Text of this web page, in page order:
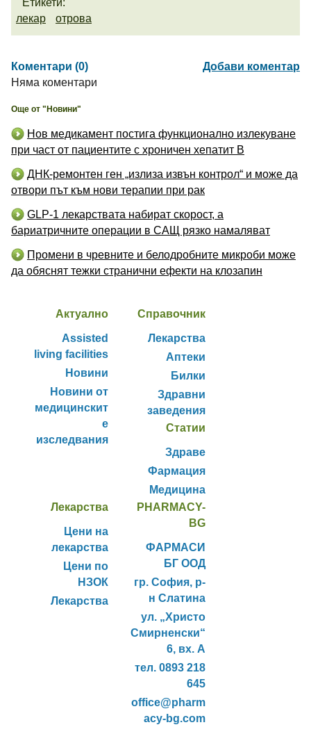
Етикети:
лекар
отрова
Коментари (0)
Добави коментар
Няма коментари
Още от "Новини"
Нов медикамент постига функционално излекуване
при част от пациентите с хроничен хепатит B
ДНК-ремонтен ген „излиза извън контрол“ и може да
отвори път към нови терапии при рак
GLP-1 лекарствата набират скорост, а
бариатричните операции в САЩ рязко намаляват
Промени в чревните и белодробните микроби може
да обяснят тежки странични ефекти на клозапин
Актуално
Assisted
living facilities
Новини
Новини от
медицинскит
е
изследвания
Справочник
Лекарства
Аптеки
Билки
Здравни
заведения
Статии
Здраве
Фармация
Медицина
Лекарства
Цени на
лекарства
Цени по
НЗОК
Лекарства
PHARMACY-
BG
ФАРМАСИ
БГ ООД
гр. София, р-
н Слатина
ул. „Христо
Смирненски“
6, вх. А
тел. 0893 218
645
office@pharm
acy-bg.com